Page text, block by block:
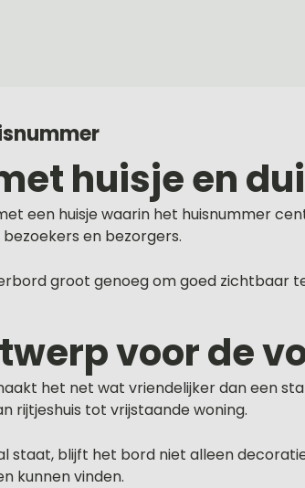
huisje en
een huisje waarin het huisnummer
en bezorgers.
groot genoeg om goed
voor de
het net wat vriendelijker dan een
rijtjeshuis tot vrijstaande woning.
blijft het bord niet alleen
kunnen vinden.